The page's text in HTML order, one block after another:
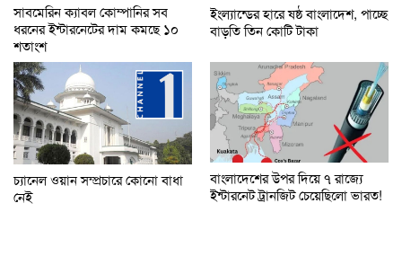
সাবমেরিন ক্যাবল কোম্পানির সব
ধরনের ইন্টারনেটের দাম কমছে ১০
শতাংশ
ইংল্যান্ডের হারে ষষ্ঠ বাংলাদেশ, পাচ্ছে
বাড়তি তিন কোটি টাকা
চ্যানেল ওয়ান সম্প্রচারে কোনো বাধা
নেই
বাংলাদেশের উপর দিয়ে ৭ রাজ্যে
ইন্টারনেট ট্রানজিট চেয়েছিলো ভারত!